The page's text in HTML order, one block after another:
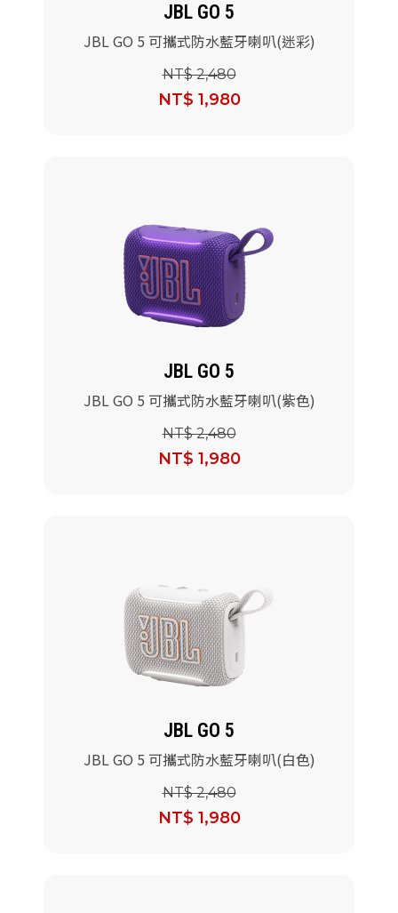
JBL GO 5
JBL GO 5 可攜式防水藍牙喇叭(迷彩)
NT$ 2,480
NT$ 1,980
JBL GO 5
JBL GO 5 可攜式防水藍牙喇叭(紫色)
NT$ 2,480
NT$ 1,980
JBL GO 5
JBL GO 5 可攜式防水藍牙喇叭(白色)
NT$ 2,480
NT$ 1,980